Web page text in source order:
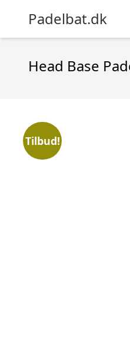
Padelbat.dk
Head Base
Tilbud!